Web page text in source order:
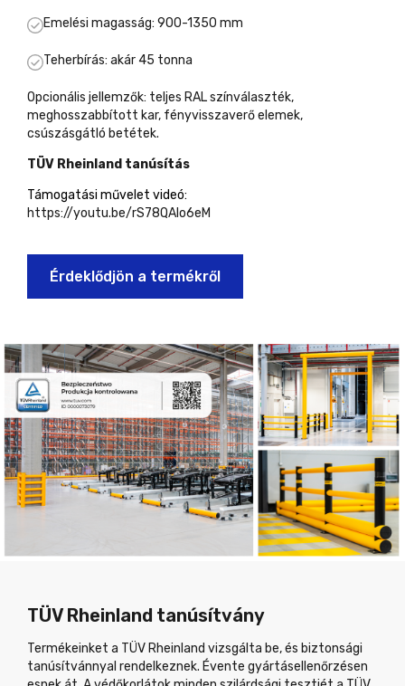
Emelési magasság: 900-1350 mm
Teherbírás: akár 45 tonna
Opcionális jellemzők: teljes RAL színválaszték,
meghosszabbított kar, fényvisszaverő elemek,
csúszásgátló betétek.
TÜV Rheinland tanúsítás
Támogatási művelet videó:
https://youtu.be/rS78QAlo6eM
Érdeklődjön a termékről
TÜV Rheinland tanúsítvány
Termékeinket a TÜV Rheinland vizsgálta be, és biztonsági
tanúsítvánnyal rendelkeznek. Évente gyártásellenőrzésen